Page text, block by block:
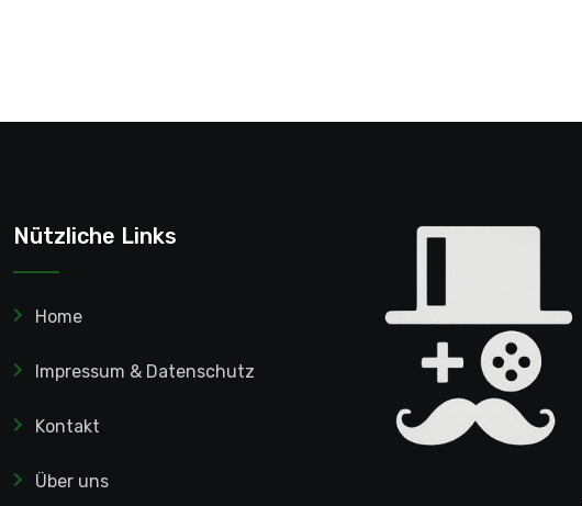
Nützliche Links
Home
Impressum & Datenschutz
Kontakt
Über uns